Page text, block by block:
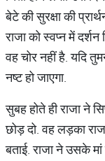
बेटे की सुरक्षा की
राजा को स्वप्न में
वह चोर नहीं है. यदि
नष्ट हो जाएगा.
सुबह होते ही राजा ने
छोड़ दो. वह लड़का
बताई. राजा ने उसके